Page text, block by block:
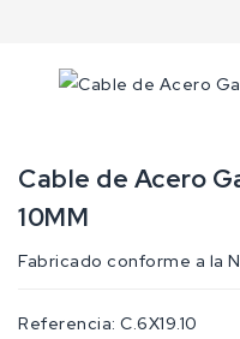
Cable de Acero
10MM
Fabricado conforme a la
Referencia: C.6X19.10